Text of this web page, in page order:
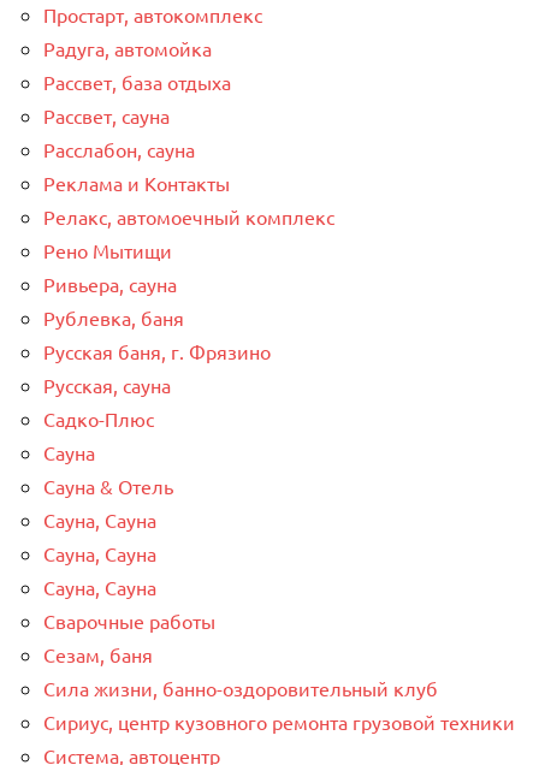
Простарт, автокомплекс
Радуга, автомойка
Рассвет, база отдыха
Рассвет, сауна
Расслабон, сауна
Реклама и Контакты
Релакс, автомоечный комплекс
Рено Мытищи
Ривьера, сауна
Рублевка, баня
Русская баня, г. Фрязино
Русская, сауна
Садко-Плюс
Сауна
Сауна & Отель
Сауна, Сауна
Сауна, Сауна
Сауна, Сауна
Сварочные работы
Сезам, баня
Сила жизни, банно-оздоровительный клуб
Сириус, центр кузовного ремонта грузовой техники
Система, автоцентр